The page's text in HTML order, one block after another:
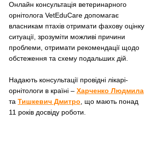
Онлайн консультація ветеринарного
орнітолога VetEduCare допомагає
власникам птахів отримати фахову оцінку
ситуації, зрозуміти можливі причини
проблеми, отримати рекомендації щодо
обстеження та схему подальших дій.
Надають консультації провідні лікарі-
орнітологи в країні – Харченко Людмила
та Тишкевич Дмитро , що мають понад
11 років досвіду роботи.